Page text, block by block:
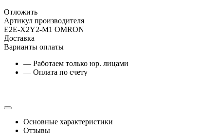
Отложить
Артикул производителя
E2E-X2Y2-M1 OMRON
Доставка
Варианты оплаты
— Работаем только юр. лицами
— Оплата по счету
Основные характеристики
Отзывы